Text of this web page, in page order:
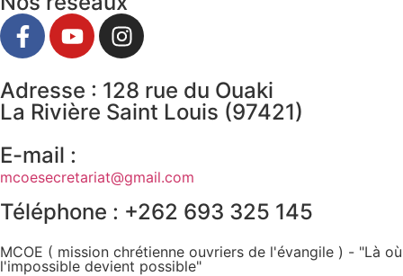
Adresse : 128 rue du Ouaki
La Rivière Saint Louis (97421)
E-mail :
mcoesecretariat@gmail.com
Téléphone : +262 693 325 145
MCOE ( mission chrétienne ouvriers de l'évangile ) - "Là où
l'impossible devient possible"